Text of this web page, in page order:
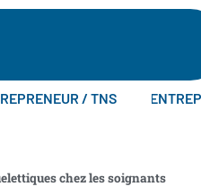
/ TNS
chez les soignants